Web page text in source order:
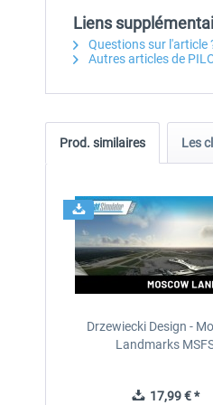
Liens
Questions sur l'article
Autres articles de
Prod. similaires Les
Drzewiecki Design -
Landmarks
17,99 € *